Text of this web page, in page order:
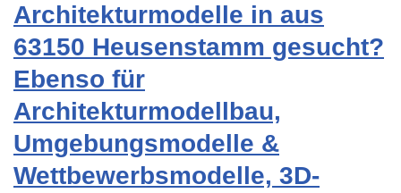
Architekturmodelle in aus
63150 Heusenstamm gesucht?
Ebenso für
Architekturmodellbau,
Umgebungsmodelle &
Wettbewerbsmodelle, 3D-